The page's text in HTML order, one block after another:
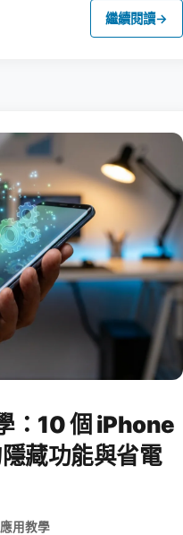
繼續閱讀→
：10 個 iPhone
藏功能與省電
用教學